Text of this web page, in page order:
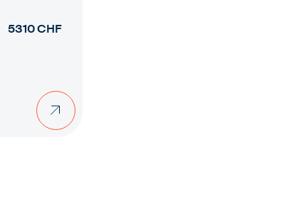
5310 CHF